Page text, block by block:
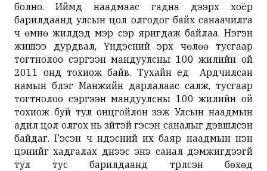
болно. Иймд наадмаас гадна дээрх хоёр
барилдаанд улсын цол олгодог байх санаачилга
ч өмнө жилүүдэд мэр сэр яригдаж байлаа. Нэгэн
жишээ дурдвал, Үндэсний эрх чөлөө тусгаар
тогтнолоо сэргээн мандуулсны 100 жилийн ой
2011 онд тохиож байв. Тухайн үед Ардчилсан
намын бүлэг Манжийн дарлалаас салж, тусгаар
тогтнолоо сэргээн мандуулсны 100 жилийн ой
тохиож буй тул онцгойлон үзэж Улсын наадмын
адил цол олгох нь зүйтэй гэсэн саналыг дэвшүүлсэн
байдаг. Гэсэн ч үндэсний их баяр наадмын үнэн
цэнийг хадгалах үүднээс энэ санал дэмжигдээгүй
тул тус барилдаанд түрүүлсэн бөхөд